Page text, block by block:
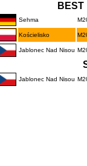
BEST
Sehma
Kościelisko
Jablonec Nad Nisou
Jablonec Nad Nisou